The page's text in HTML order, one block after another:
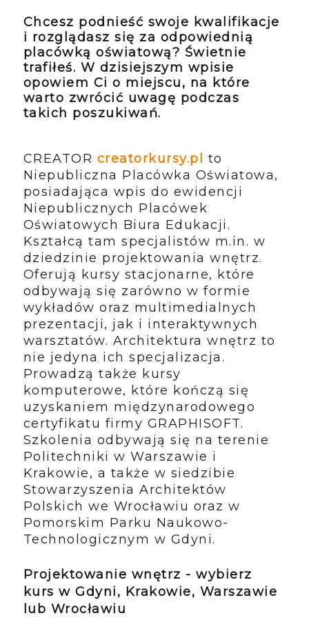
Chcesz podnieść swoje kwalifikacje
i rozglądasz się za odpowiednią
placówką oświatową? Świetnie
trafiłeś. W dzisiejszym wpisie
opowiem Ci o miejscu, na które
warto zwrócić uwagę podczas
takich poszukiwań.
CREATOR creatorkursy.pl
to
Niepubliczna Placówka Oświatowa,
posiadająca wpis do ewidencji
Niepublicznych Placówek
Oświatowych Biura Edukacji.
Kształcą tam specjalistów m.in. w
dziedzinie projektowania wnętrz.
Oferują kursy stacjonarne, które
odbywają się zarówno w formie
wykładów oraz multimedialnych
prezentacji, jak i interaktywnych
warsztatów. Architektura wnętrz to
nie jedyna ich specjalizacja.
Prowadzą także kursy
komputerowe, które kończą się
uzyskaniem międzynarodowego
certyfikatu firmy GRAPHISOFT.
Szkolenia odbywają się na terenie
Politechniki w Warszawie i
Krakowie, a także w siedzibie
Stowarzyszenia Architektów
Polskich we Wrocławiu oraz w
Pomorskim Parku Naukowo-
Technologicznym w Gdyni.
Projektowanie wnętrz - wybierz
kurs w Gdyni, Krakowie, Warszawie
lub Wrocławiu